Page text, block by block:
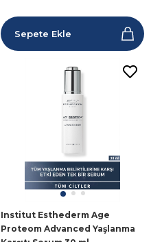
Sepete Ekle
Institut Esthederm Age
Proteom Advanced Yaşlanma